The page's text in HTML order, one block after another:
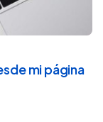
mi página